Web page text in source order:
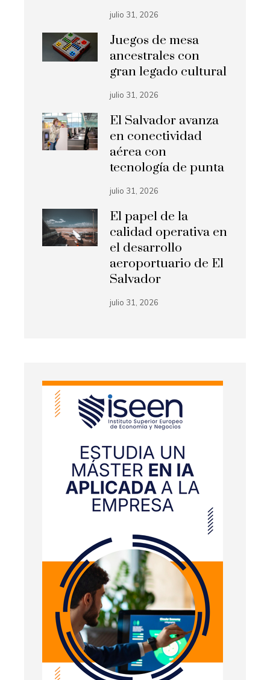
julio 31, 2026
Juegos de mesa
ancestrales con
gran legado cultural
julio 31, 2026
El Salvador avanza
en conectividad
aérea con
tecnología de punta
julio 31, 2026
El papel de la
calidad operativa en
el desarrollo
aeroportuario de El
Salvador
julio 31, 2026